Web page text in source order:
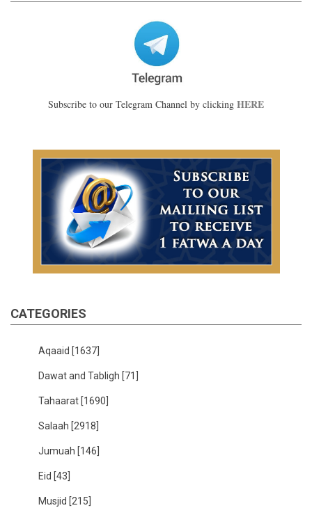
Subscribe to our Telegram Channel by clicking HERE
CATEGORIES
Aqaaid [1637]
Dawat and Tabligh [71]
Tahaarat [1690]
Salaah [2918]
Jumuah [146]
Eid [43]
Musjid [215]